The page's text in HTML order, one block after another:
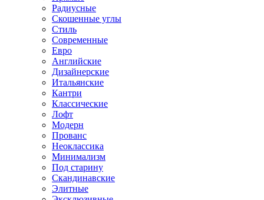
Радиусные
Скошенные углы
Стиль
Современные
Евро
Английские
Дизайнерские
Итальянские
Кантри
Классические
Лофт
Модерн
Прованс
Неоклассика
Минимализм
Под старину
Скандинавские
Элитные